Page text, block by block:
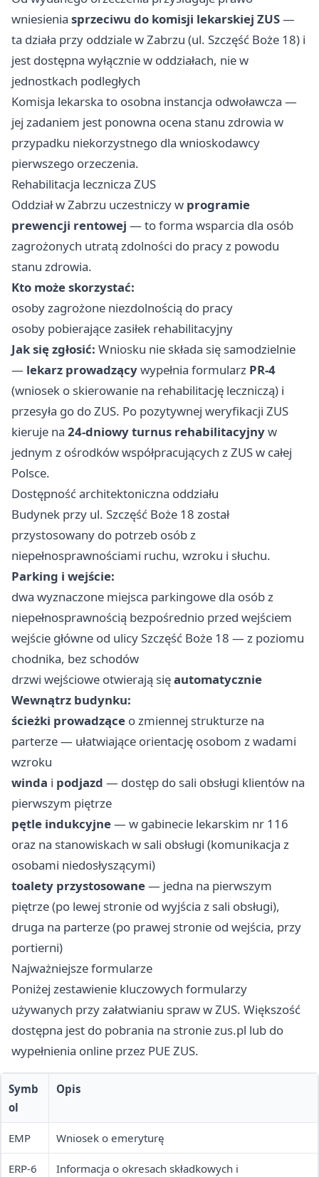
wniesienia sprzeciwu do komisji lekarskiej ZUS—
ta działa przy oddziale w Zabrzu (ul. Szczęść Boże 18) i
jest dostępna wyłącznie w oddziałach, nie w
jednostkach podległych
Komisja lekarska to osobna instancja odwoławcza —
jej zadaniem jest ponowna ocena stanu zdrowia w
przypadku niekorzystnego dla wnioskodawcy
pierwszego orzeczenia.
Rehabilitacja lecznicza ZUS
Oddział w Zabrzu uczestniczy w programie
prewencji rentowej — to forma wsparcia dla osób
zagrożonych utratą zdolności do pracy z powodu
stanu zdrowia.
Kto może skorzystać:
osoby zagrożone niezdolnością do pracy
osoby pobierające zasiłek rehabilitacyjny
Jak się zgłosić: Wniosku nie składa się samodzielnie
— lekarz prowadzącywypełnia formularz PR-4
(wniosek o skierowanie na rehabilitację leczniczą) i
przesyła go do ZUS. Po pozytywnej weryfikacji ZUS
kieruje na 24-dniowy turnus rehabilitacyjnyw
jednym z ośrodków współpracujących z ZUS w całej
Polsce.
Dostępność architektoniczna oddziału
Budynek przy ul. Szczęść Boże 18 został
przystosowany do potrzeb osób z
niepełnosprawnościami ruchu, wzroku i słuchu.
Parking i wejście:
dwa wyznaczone miejsca parkingowe dla osób z
niepełnosprawnością bezpośrednio przed wejściem
wejście główne od ulicy Szczęść Boże 18 — z poziomu
chodnika, bez schodów
drzwi wejściowe otwierają sięautomatycznie
Wewnątrz budynku:
ścieżki prowadzące o zmiennej strukturze na
parterze — ułatwiające orientację osobom z wadami
wzroku
winda i podjazd — dostęp do sali obsługi klientów na
pierwszym piętrze
pętle indukcyjne— w gabinecie lekarskim nr 116
oraz na stanowiskach w sali obsługi (komunikacja z
osobami niedosłyszącymi)
toalety przystosowane— jedna na pierwszym
piętrze (po lewej stronie od wyjścia z sali obsługi),
druga na parterze (po prawej stronie od wejścia, przy
portierni)
Najważniejsze formularze
Poniżej zestawienie kluczowych formularzy
używanych przy załatwianiu spraw w ZUS. Większość
dostępna jest do pobrania na stronie zus.pl lub do
wypełnienia online przez PUE ZUS.
Symb
ol
Opis
EMP Wniosek o emeryturę
ERP-6
Informacja o okresach składkowych i